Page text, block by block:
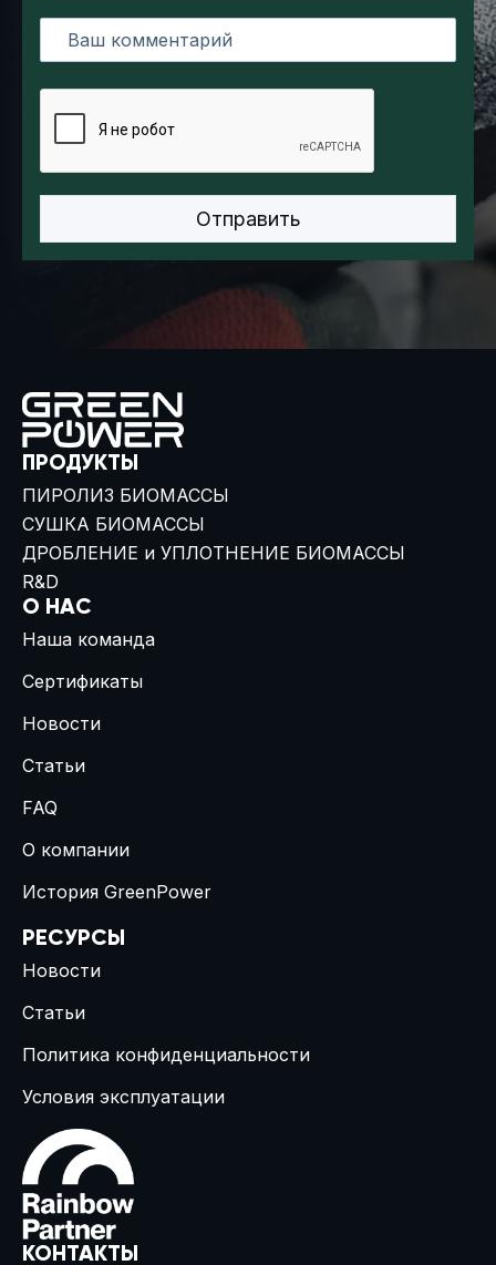
ПРОДУКТЫ
ПИРОЛИЗ БИОМАССЫ
СУШКА БИОМАССЫ
ДРОБЛЕНИЕ и УПЛОТНЕНИЕ БИОМАССЫ
R&D
О НАС
Наша команда
Сертификаты
Новости
Статьи
FAQ
О компании
История GreenPower
РЕСУРСЫ
Новости
Статьи
Политика конфиденциальности
Условия эксплуатации
КОНТАКТЫ